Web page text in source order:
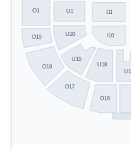
O19
O18
O17
O16
O1
U20
U19
U18
U1
I10
I11